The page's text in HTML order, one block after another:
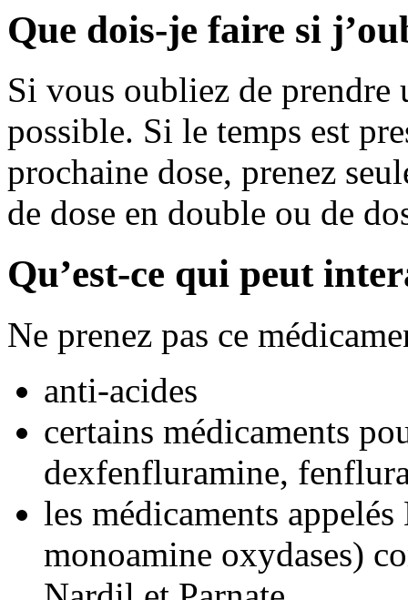
Que dois-je faire si
Si vous oubliez de prendre
possible. Si le temps est
prochaine dose, prenez
de dose en double ou de
Qu’est-ce qui peut
Ne prenez pas ce
anti-acides
certains médicaments
dexfenfluramine,
les médicaments
monoamine oxydases)